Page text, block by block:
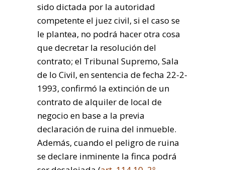
sido dictada por la autoridad
competente el juez civil, si el caso se
le plantea, no podrá hacer otra cosa
que decretar la resolución del
contrato; el Tribunal Supremo, Sala
de lo Civil, en sentencia de fecha 22-2-
1993, confirmó la extinción de un
contrato de alquiler de local de
negocio en base a la previa
declaración de ruina del inmueble.
Además, cuando el peligro de ruina
se declare inminente la finca podrá